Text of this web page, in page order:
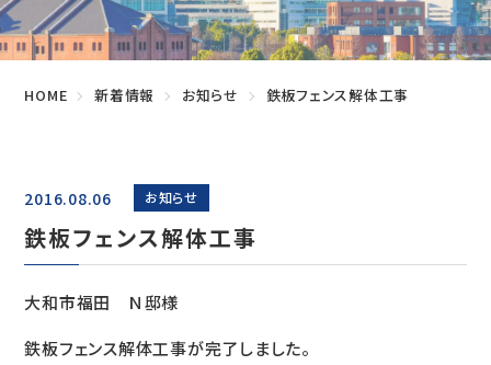
HOME 新着情報 お知らせ 鉄板フェンス解体工事
2016.08.06 お知らせ
鉄板フェンス解体工事
大和市福田 Ｎ邸様
鉄板フェンス解体工事が完了しました。